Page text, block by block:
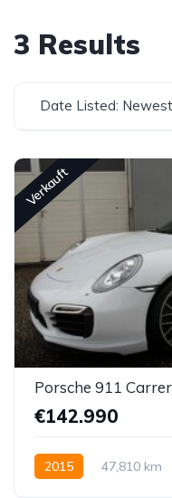
3 Results
Date Listed: Newest
Verkauft
Porsche 911
€142.990
2015 47,810 km